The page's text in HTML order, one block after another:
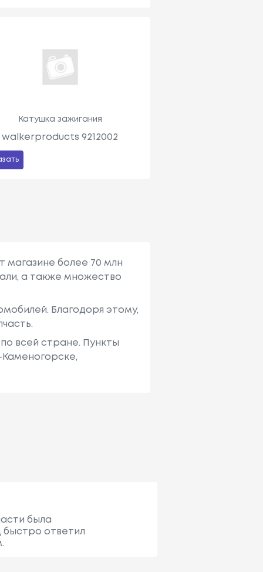
Катушка зажигания
walkerproducts 9212002
магазине более 70 млн
а также множество
Благодоря этому,
всей стране. Пункты
Каменогорске,
была
быстро ответил